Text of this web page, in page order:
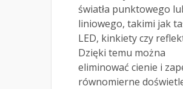
światła punktowego
liniowego, takimi jak
LED, kinkiety czy
Dzięki temu można
eliminować cienie i
równomierne